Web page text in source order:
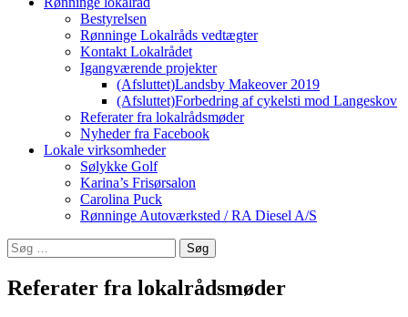
Bestyrelsen
Rønninge Lokalråds vedtægter
Kontakt Lokalrådet
Igangværende projekter
(Afsluttet)Landsby Makeover 2019
(Afsluttet)Forbedring af cykelsti mod Langeskov
Referater fra lokalrådsmøder
Nyheder fra Facebook
Lokale virksomheder
Sølykke Golf
Karina’s Frisørsalon
Carolina Puck
Rønninge Autoværksted / RA Diesel A/S
Søg
efter:
Referater fra lokalrådsmøder